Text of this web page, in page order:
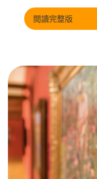
閱讀完整版